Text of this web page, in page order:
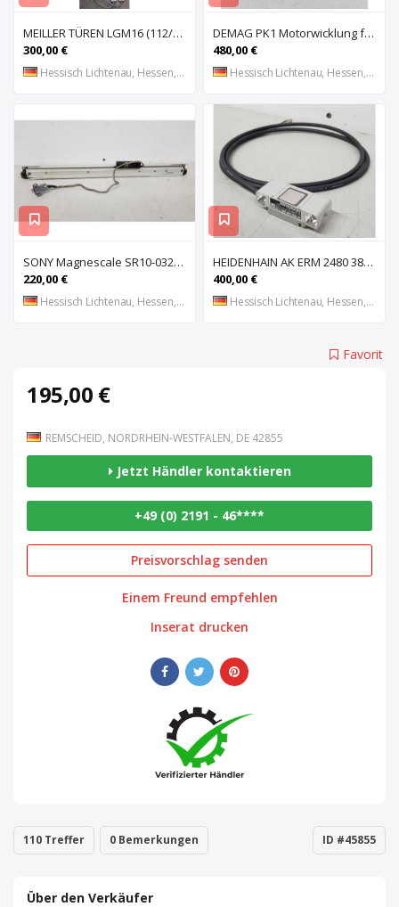
MEILLER TÜREN LGM16 (112/2000 S) (112/2000 E) Lichtgitter, Sicherheits-Lichtvorhang, Lichtschran
300,00 €
Hessisch Lichtenau, Hessen, DE
DEMAG PK1 Motorwicklung für Kettenzug DEMAG PK1, Spule, Moto
480,00 €
Hessisch Lichtenau, Hessen, DE
SONY Magnescale SR10-032 Magnetisches Längenmesssystem, Maßstab, Längenmess
220,00 €
Hessisch Lichtenau, Hessen, DE
HEIDENHAIN AK ERM 2480 3850 01 -03 R Abtastkopf für inkrementales Einbau-Messgerät mit
400,00 €
Hessisch Lichtenau, Hessen, DE
Favorit
195,00 €
REMSCHEID, NORDRHEIN-WESTFALEN, DE 42855
Jetzt Händler kontaktieren
+49 (0) 2191 - 46****
Preisvorschlag senden
Einem Freund empfehlen
Inserat drucken
110 Treffer 0 Bemerkungen ID #45855
Über den Verkäufer